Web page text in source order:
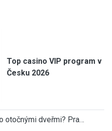
Top casino VIP program v
Česku 2026
otočnými dveřmi? Pra…